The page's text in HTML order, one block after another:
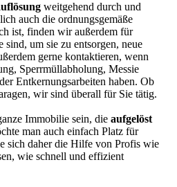
weitgehend durch und
auch die ordnungsgemäße
ist, finden wir außerdem für
sind, um sie zu entsorgen, neue
gerne kontaktieren, wenn
Sperrmüllabholung, Messie
Entkernungsarbeiten haben. Ob
wir sind überall für Sie tätig.
Immobilie sein, dieaufgelöst
man auch einfach Platz für
sich daher die Hilfe von Profis wie
wie schnell und effizient